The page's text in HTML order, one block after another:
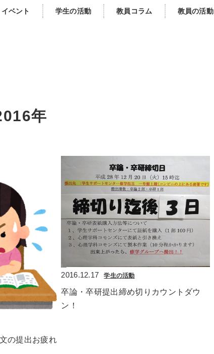
イベント 学生の活動 教員コラム
教員の活動
年
の提出お疲れ
2016.12.17 学生の活動
卒論・卒研提出締め切りカウントダウ
ン！